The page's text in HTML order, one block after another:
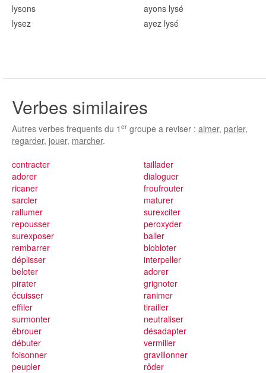
lysons
lysez
ayons lysé
ayez lysé
Verbes similaires
Autres verbes frequents du 1 er groupe a reviser : aimer, parler,
regarder, jouer, marcher.
contracter
adorer
ricaner
sarcler
rallumer
repousser
surexposer
rembarrer
déplisser
taillader
dialoguer
froufrouter
maturer
surexciter
peroxyder
baller
blobloter
interpeller
beloter
pirater
écuisser
effiler
surmonter
ébrouer
débuter
foisonner
peupler
adorer
grignoter
ranimer
tirailler
neutraliser
désadapter
vermiller
gravillonner
rôder